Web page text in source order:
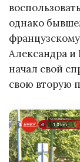
однако
Александра и
начал свой
свою вторую